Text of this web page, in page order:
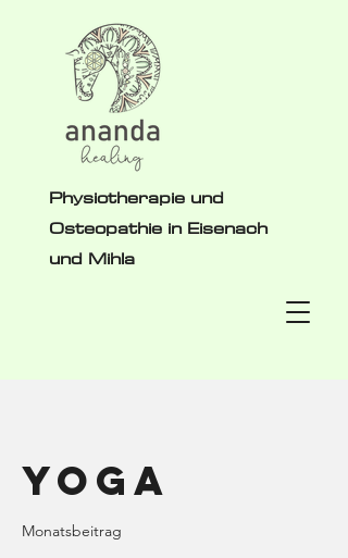
Physiotherapie und
Osteopathie in Eisenach
und Mihla
Yoga
Monatsbeitrag